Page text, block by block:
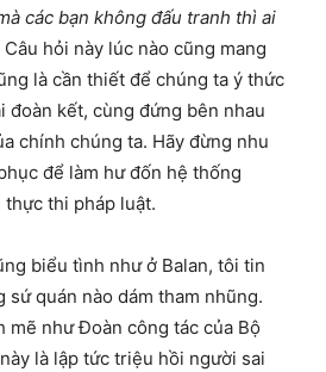
các bạn không đấu tranh thì ai
Câu hỏi này lúc nào cũng mang
là cần thiết để chúng ta ý thức
đoàn kết, cùng đứng bên nhau
chính chúng ta. Hãy đừng nhu
để làm hư đốn hệ thống
thi pháp luật.
biểu tình như ở Balan, tôi tin
sứ quán nào dám tham nhũng.
mẽ như Đoàn công tác của Bộ
là lập tức triệu hồi người sai